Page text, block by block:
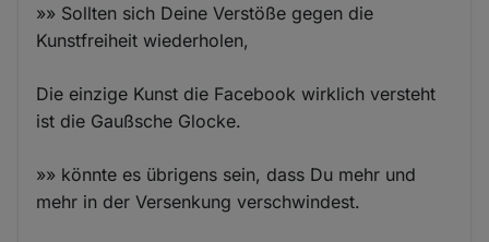
»» Sollten sich Deine Verstöße gegen die
Kunstfreiheit wiederholen,
Die einzige Kunst die Facebook wirklich versteht
ist die Gaußsche Glocke.
»» könnte es übrigens sein, dass Du mehr und
mehr in der Versenkung verschwindest.